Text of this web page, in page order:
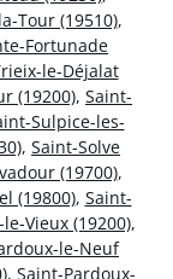
Tour (19510),
Fortunade
le-Déjalat
(19200), Saint-
Sulpice-les-
, Saint-Solve
(19700),
(19800), Saint-
Vieux (19200),
le-Neuf
, Saint-Pardoux-